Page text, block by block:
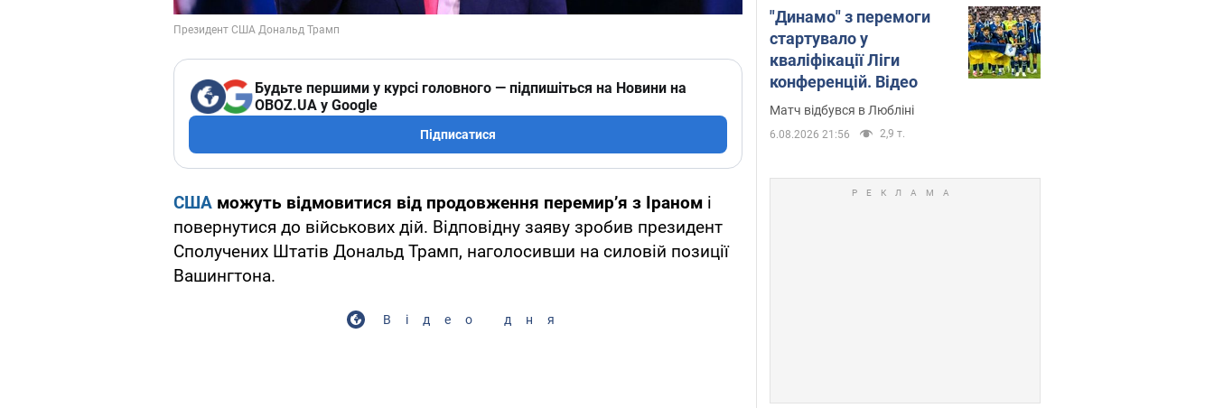
Будьте першими у курсі головного — підпишіться на Новини на
OBOZ.UA у Google
Підписатися
США можуть відмовитися від продовження перемир’я з Іраном і
повернутися до військових дій. Відповідну заяву зробив президент
Сполучених Штатів Дональд Трамп, наголосивши на силовій позиції
Вашингтона.
Відео дня
"Динамо" з перемоги
стартувало у
кваліфікації Ліги
конференцій. Відео
Матч відбувся в Любліні
6.08.2026 21:56 2,9 т.